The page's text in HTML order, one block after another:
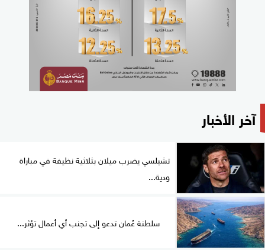
آخر الأخبار
تشيلسي يضرب ميلان بثلاثية نظيفة في مباراة
ودية...
سلطنة عُمان تدعو إلى تجنب أي أعمال تؤثر...